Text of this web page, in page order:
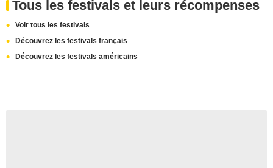
Tous les festivals et leurs récompenses
Voir tous les festivals
Découvrez les festivals français
Découvrez les festivals américains